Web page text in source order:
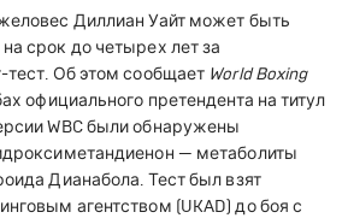
Диллиан Уайт может быть
срок до четырех лет за
тест. Об этом сообщает World Boxing
официального претендента на титул
WBC были обнаружены
— метаболиты
Дианабола. Тест был взят
агентством (UKAD) до боя с